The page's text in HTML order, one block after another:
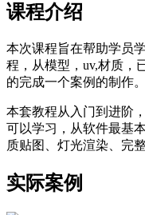
课程介绍
本次课程旨在帮助学员
程，从模型，uv,材质，
的完成一个案例的制作。
本套教程从入门到进阶
可以学习，从软件最基
质贴图、灯光渲染、完
实际案例